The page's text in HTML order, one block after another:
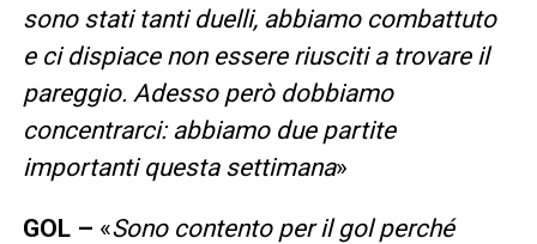
sono stati tanti duelli, abbiamo combattuto
e ci dispiace non essere riusciti a trovare il
pareggio. Adesso però dobbiamo
concentrarci: abbiamo due partite
importanti questa settimana»
GOL – «Sono contento per il gol perché